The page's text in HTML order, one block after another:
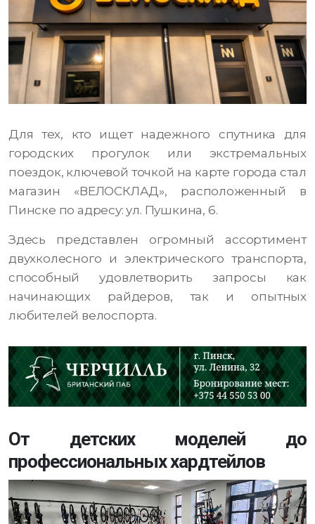
Для тех, кто ищет надежного спутника для
городских прогулок или экстремальных
поездок, ключевой точкой на карте города стал
магазин «ВЕЛОСКЛАД», расположенный в
Пинске по адресу: ул. Пушкина, 6.
Здесь представлен огромный ассортимент
двухколесного и электрического транспорта,
способный удовлетворить запросы как
начинающих райдеров, так и опытных
любителей велоспорта.
От детских моделей до
профессиональных хардтейлов